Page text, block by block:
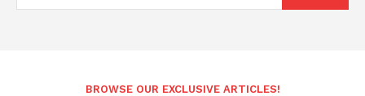
BROWSE OUR EXCLUSIVE ARTICLES!